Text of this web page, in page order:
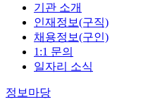
기관 소개
인재정보(구직)
채용정보(구인)
1:1 문의
일자리 소식
정보마당